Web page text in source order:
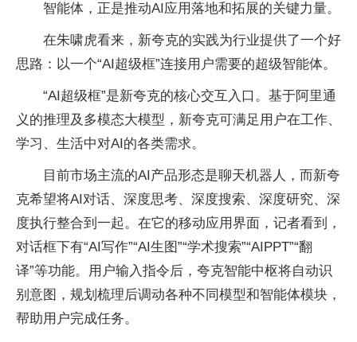
智能体，正是推动AI应用落地和拓展的关键力量。
在朱啸虎看来，新夸克的实践为行业提供了一个好
思路：以一个“AI超级框”连接用户需要的超级智能体。
“AI超级框”是新夸克的核心交互入口。基于阿里通
义的推理及多模态大模型，新夸克可满足用户在工作、
学习、生活中对AI的各类需求。
目前市场主流的AI产品形态是聊天机器人，而新夸
克希望将AI对话、深度思考、深度搜索、深度研究、深
度执行整合到一起。在它的移动应用界面，记者看到，
对话框下有“AI写作”“AI生图”“学术搜索”“AIPPT”“翻
译”等功能。用户输入指令后，夸克智能中枢将自动识
别意图，规划梳理后调动各种不同模型和智能体模块，
帮助用户完成任务。